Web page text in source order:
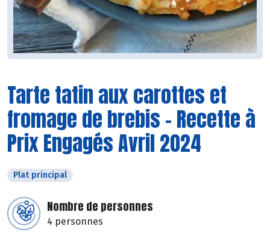
Tarte tatin aux carottes et
fromage de brebis - Recette à
Prix Engagés Avril 2024
Plat principal
Nombre de personnes
4 personnes